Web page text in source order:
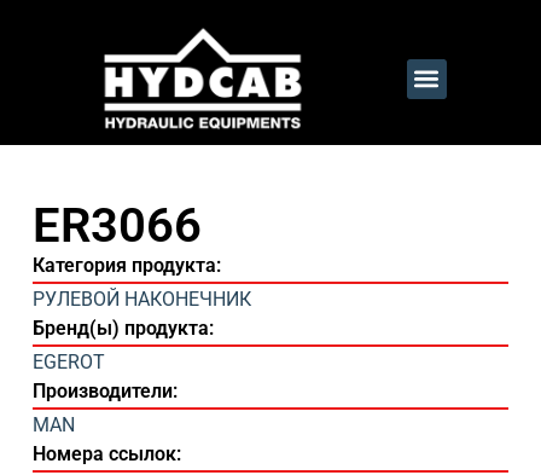
ER3066
Категория продукта:
РУЛЕВОЙ НАКОНЕЧНИК
Бренд(ы) продукта:
EGEROT
Производители:
MAN
Номера ссылок: